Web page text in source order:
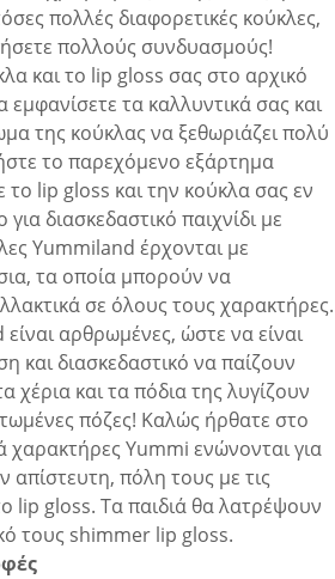
πολλές διαφορετικές κούκλες,
πολλούς συνδυασμούς!
και το lip gloss σας στο αρχικό
εμφανίσετε τα καλλυντικά σας και
της κούκλας να ξεθωριάζει πολύ
το παρεχόμενο εξάρτημα
το lip gloss και την κούκλα σας εν
διασκεδαστικό παιχνίδι με
Yummiland έρχονται με
τα οποία μπορούν να
σε όλους τους χαρακτήρες.
αρθρωμένες, ώστε να είναι
και διασκεδαστικό να παίζουν
χέρια και τα πόδια της λυγίζουν
πόζες! Καλώς ήρθατε στο
Yummi ενώνονται για
πόλη τους με τις
lip gloss. Τα παιδιά θα λατρέψουν
τους shimmer lip gloss.